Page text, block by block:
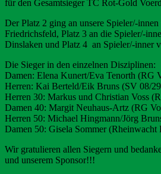
für den Gesamtsieger TC Rot-Gold
Der Platz 2 ging an unsere Spieler/-
Friedrichsfeld, Platz 3 an die Spieler/-
Dinslaken und Platz 4 an Spieler/-inner
Die Sieger in den einzelnen Disziplinen:
Damen: Elena Kunert/Eva Tenorth (RG
Herren: Kai Berteld/Eik Bruns (SV 08/
Herren 30: Markus und Christian Voss
Damen 40: Margit Neuhaus-Artz (RG
Herren 50: Michael Hingmann/Jörg
Damen 50: Gisela Sommer (Rheinwacht
Wir gratulieren allen Siegern und
und unserem Sponsor!!!